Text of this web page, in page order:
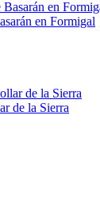
en Formigal
de la Sierra